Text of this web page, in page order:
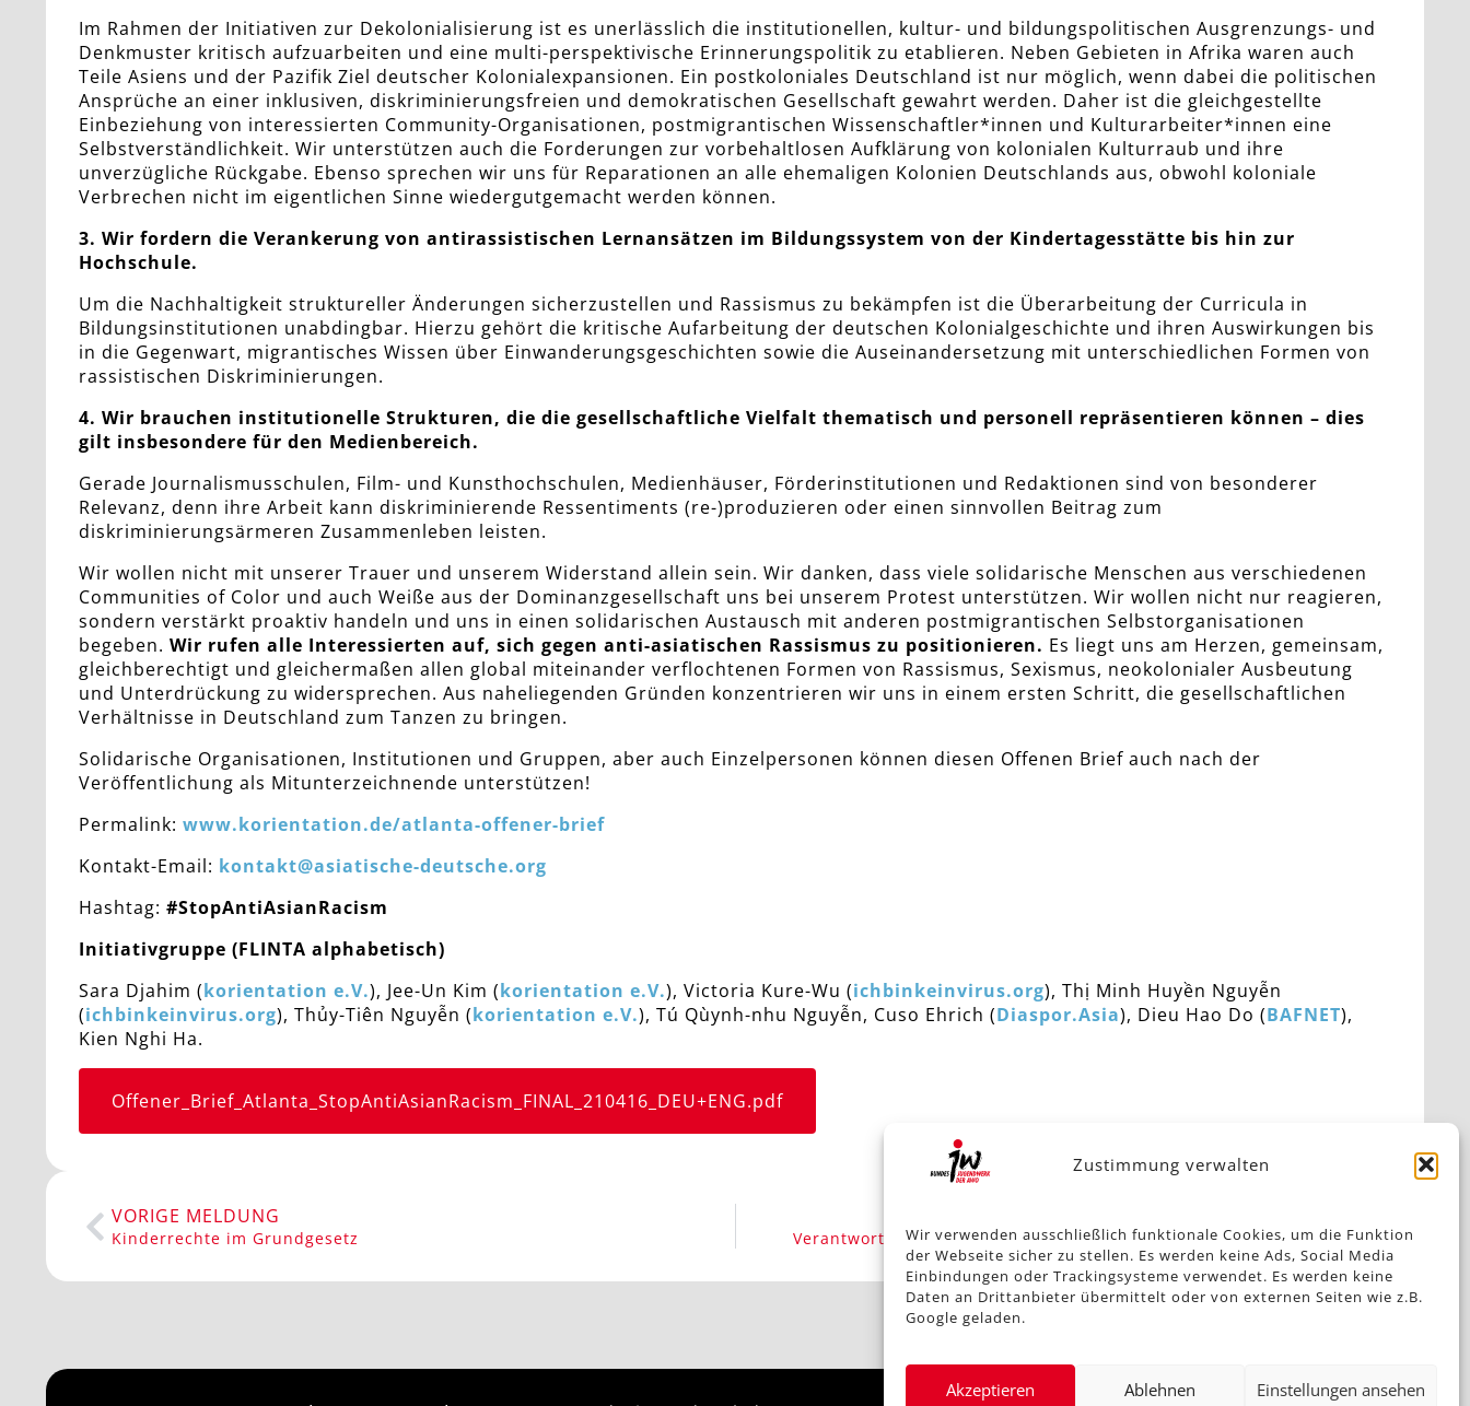
Zustimmung verwalten
Wir verwenden ausschließlich funktionale Cookies, um die Funktion
der Webseite sicher zu stellen. Es werden keine Ads, Social Media
Einbindungen oder Trackingsysteme verwendet. Es werden keine
Daten an Drittanbieter übermittelt oder von externen Seiten wie z.B.
Google geladen.
Akzeptieren Ablehnen Einstellungen ansehen
Im Rahmen der Initiativen zur Dekolonialisierung ist es unerlässlich die institutionellen, kultur- und bildungspolitischen Ausgrenzungs- und
Denkmuster kritisch aufzuarbeiten und eine multi-perspektivische Erinnerungspolitik zu etablieren. Neben Gebieten in Afrika waren auch
Teile Asiens und der Pazifik Ziel deutscher Kolonialexpansionen. Ein postkoloniales Deutschland ist nur möglich, wenn dabei die politischen
Ansprüche an einer inklusiven, diskriminierungsfreien und demokratischen Gesellschaft gewahrt werden. Daher ist die gleichgestellte
Einbeziehung von interessierten Community-Organisationen, postmigrantischen Wissenschaftler*innen und Kulturarbeiter*innen eine
Selbstverständlichkeit. Wir unterstützen auch die Forderungen zur vorbehaltlosen Aufklärung von kolonialen Kulturraub und ihre
unverzügliche Rückgabe. Ebenso sprechen wir uns für Reparationen an alle ehemaligen Kolonien Deutschlands aus, obwohl koloniale
Verbrechen nicht im eigentlichen Sinne wiedergutgemacht werden können.
3. Wir fordern die Verankerung von antirassistischen Lernansätzen im Bildungssystem von der Kindertagesstätte bis hin zur
Hochschule.
Um die Nachhaltigkeit struktureller Änderungen sicherzustellen und Rassismus zu bekämpfen ist die Überarbeitung der Curricula in
Bildungsinstitutionen unabdingbar. Hierzu gehört die kritische Aufarbeitung der deutschen Kolonialgeschichte und ihren Auswirkungen bis
in die Gegenwart, migrantisches Wissen über Einwanderungsgeschichten sowie die Auseinandersetzung mit unterschiedlichen Formen von
rassistischen Diskriminierungen.
4. Wir brauchen institutionelle Strukturen, die die gesellschaftliche Vielfalt thematisch und personell repräsentieren können – dies
gilt insbesondere für den Medienbereich.
Gerade Journalismusschulen, Film- und Kunsthochschulen, Medienhäuser, Förderinstitutionen und Redaktionen sind von besonderer
Relevanz, denn ihre Arbeit kann diskriminierende Ressentiments (re-)produzieren oder einen sinnvollen Beitrag zum
diskriminierungsärmeren Zusammenleben leisten.
Wir wollen nicht mit unserer Trauer und unserem Widerstand allein sein. Wir danken, dass viele solidarische Menschen aus verschiedenen
Communities of Color und auch Weiße aus der Dominanzgesellschaft uns bei unserem Protest unterstützen. Wir wollen nicht nur reagieren,
sondern verstärkt proaktiv handeln und uns in einen solidarischen Austausch mit anderen postmigrantischen Selbstorganisationen
begeben. Wir rufen alle Interessierten auf, sich gegen anti-asiatischen Rassismus zu positionieren. Es liegt uns am Herzen, gemeinsam,
gleichberechtigt und gleichermaßen allen global miteinander verflochtenen Formen von Rassismus, Sexismus, neokolonialer Ausbeutung
und Unterdrückung zu widersprechen. Aus naheliegenden Gründen konzentrieren wir uns in einem ersten Schritt, die gesellschaftlichen
Verhältnisse in Deutschland zum Tanzen zu bringen.
Solidarische Organisationen, Institutionen und Gruppen, aber auch Einzelpersonen können diesen Offenen Brief auch nach der
Veröffentlichung als Mitunterzeichnende unterstützen!
Permalink: www.korientation.de/atlanta-offener-brief
Kontakt-Email: kontakt@asiatische-deutsche.org
Hashtag: #StopAntiAsianRacism
Initiativgruppe (FLINTA alphabetisch)
Sara Djahim (korientation e.V.), Jee-Un Kim (korientation e.V.), Victoria Kure-Wu (ichbinkeinvirus.org), Thị Minh Huyền Nguyễn
(ichbinkeinvirus.org), Thủy-Tiên Nguyễn (korientation e.V.), Tú Qùynh-nhu Nguyễn, Cuso Ehrich (Diaspor.Asia), Dieu Hao Do (BAFNET),
Kien Nghi Ha.
Offener_Brief_Atlanta_StopAntiAsianRacism_FINAL_210416_DEU+ENG.pdf
VORIGE MELDUNG
Kinderrechte im Grundgesetz Verantwortungsvolle Verbands- und Vereinsführung im Jugendwerk